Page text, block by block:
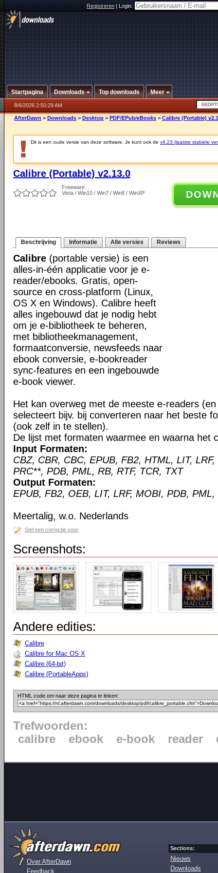
Registreren|Login:
Startpagina Downloads Top downloads Meer
8/6/2026 2:50:29 AM
AfterDawn > Downloads > Desktop > PDF/EPub/eBooks > Calibre (Portable)
Dit is een oude versie van deze software. Je kunt ook de v4.23 (laatste stabiele
Calibre (Portable) v2.13.0
Freeware
Vista / Win10 / Win7 / Win8 / WinXP
Beschrijving Informatie Alle versies Reviews
Calibre (portable versie) is een
alles-in-één applicatie voor je e-
reader/ebooks. Gratis, open-
source en cross-platform (Linux,
OS X en Windows). Calibre heeft
alles ingebouwd dat je nodig hebt
om je e-bibliotheek te beheren,
met bibliotheekmanagement,
formaatconversie, newsfeeds naar
ebook conversie, e-bookreader
sync-features en een ingebouwde
e-book viewer.
Het kan overweg met de meeste e-readers
selecteert bijv. bij converteren naar het beste
(ook zelf in te stellen).
De lijst met formaten waarmee en waarna het
Input Formaten:
CBZ, CBR, CBC, EPUB, FB2, HTML, LIT,
PRC**, PDB, PML, RB, RTF, TCR, TXT
Output Formaten:
EPUB, FB2, OEB, LIT, LRF, MOBI, PDB,
Meertalig, w.o. Nederlands
Stel een correctie voor
Screenshots:
Andere edities:
Calibre
Calibre for Mac OS X
Calibre (64-bit)
Calibre (PortableApps)
HTML code om naar deze pagina te linken:
Trefwoorden:
calibre
ebook e-book reader
Over AfterDawn
Feedback
Sections:
Nieuws
Downloads